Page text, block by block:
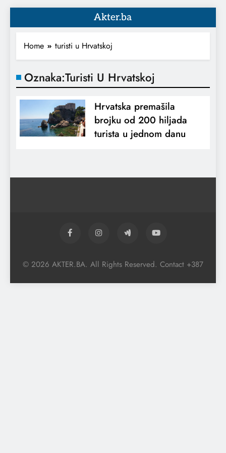
Akter.ba
Home turisti u Hrvatskoj
Oznaka:Turisti U Hrvatskoj
Hrvatska premašila
brojku od 200 hiljada
turista u jednom danu
© 2026 AKTER.BA. All Rights Reserved. Contact +387